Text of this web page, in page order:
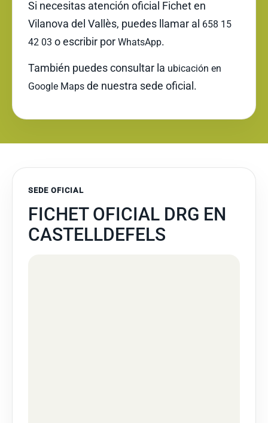
Si necesitas atención oficial Fichet en
Vilanova del Vallès, puedes llamar al 658 15
42 03 o escribir por WhatsApp.
También puedes consultar la ubicación en
Google Maps de nuestra sede oficial.
SEDE OFICIAL
FICHET OFICIAL DRG EN
CASTELLDEFELS